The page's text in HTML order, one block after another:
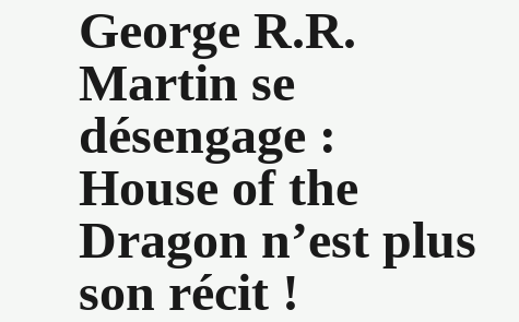
George R.R.
Martin se
désengage :
House of the
Dragon n’est plus
son récit !